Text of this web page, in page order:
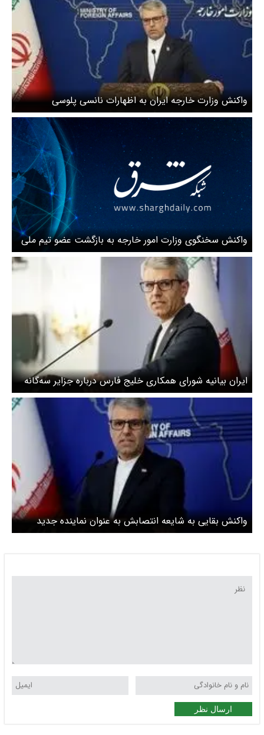
واکنش وزارت خارجه ایران به اظهارات نانسی پلوسی
واکنش سخنگوی وزارت امور خارجه به بازگشت عضو تیم ملی
اسکی به ایران + ویدئو
ایران بیانیه شورای همکاری خلیج فارس درباره جزایر سه‌گانه
را محکوم کرد
واکنش بقایی به شایعه انتصابش به عنوان نماینده جدید
ایران در سازمان ملل در نیویورک
ارسال نظر